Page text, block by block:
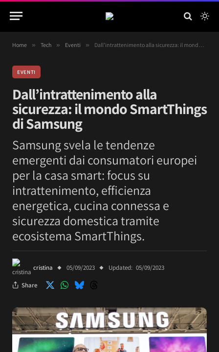
Home » Tech » Eventi » Dall’intrattenimento alla sicurezza: il mondo SmartThings di Samsung
EVENTI
Dall’intrattenimento alla
sicurezza: il mondo SmartThings
di Samsung
Samsung svela le tendenze
emergenti dai consumatori europei
per la casa smart: focus su
intrattenimento, efficienza
energetica, cucina connessa e
sicurezza domestica tramite
ecosistema SmartThings.
cristina 05/09/2023 Updated: 05/09/2023
Share